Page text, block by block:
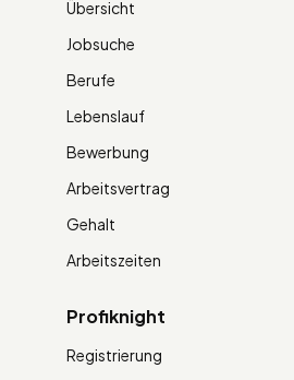
Übersicht
Jobsuche
Berufe
Lebenslauf
Bewerbung
Arbeitsvertrag
Gehalt
Arbeitszeiten
Profiknight
Registrierung